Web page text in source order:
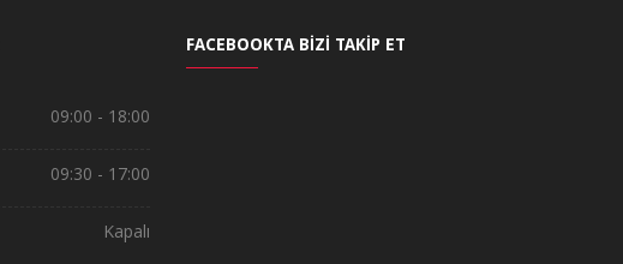
09:00 - 18:00
09:30 - 17:00
Kapalı
FACEBOOKTA BİZİ TAKİP ET